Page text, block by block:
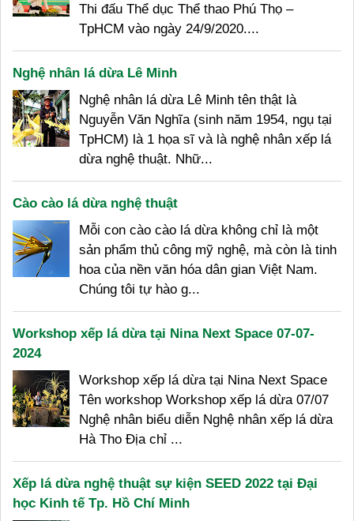
Thi đấu Thể dục Thể thao Phú Thọ –
TpHCM vào ngày 24/9/2020....
Nghệ nhân lá dừa Lê Minh
Nghệ nhân lá dừa Lê Minh tên thật là
Nguyễn Văn Nghĩa (sinh năm 1954, ngụ tại
TpHCM) là 1 họa sĩ và là nghệ nhân xếp lá
dừa nghệ thuật. Nhữ...
Cào cào lá dừa nghệ thuật
Mỗi con cào cào lá dừa không chỉ là một
sản phẩm thủ công mỹ nghệ, mà còn là tinh
hoa của nền văn hóa dân gian Việt Nam.
Chúng tôi tự hào g...
Workshop xếp lá dừa tại Nina Next Space 07-07-
2024
Workshop xếp lá dừa tại Nina Next Space
Tên workshop Workshop xếp lá dừa 07/07
Nghệ nhân biểu diễn Nghệ nhân xếp lá dừa
Hà Tho Địa chỉ ...
Xếp lá dừa nghệ thuật sự kiện SEED 2022 tại Đại
học Kinh tế Tp. Hồ Chí Minh